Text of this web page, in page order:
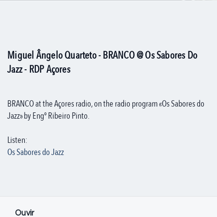
Miguel Ângelo Quarteto - BRANCO @ Os Sabores Do
Jazz - RDP Açores
BRANCO at the Açores radio, on the radio program «Os Sabores do
Jazz» by Engº Ribeiro Pinto.
Listen:
Os Sabores do Jazz
Ouvir